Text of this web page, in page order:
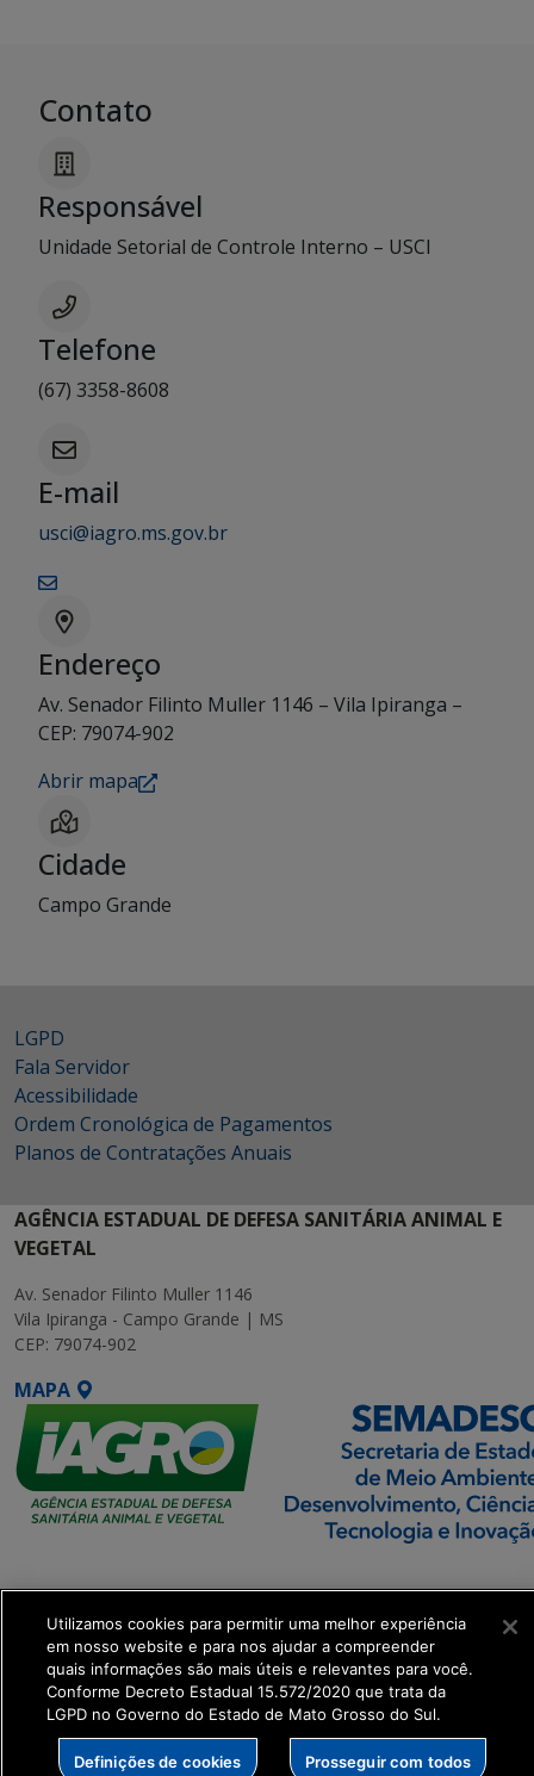
Contato
Responsável
Unidade Setorial de Controle Interno – USCI
Telefone
(67) 3358-8608
E-mail
usci@iagro.ms.gov.br
Endereço
Av. Senador Filinto Muller 1146 – Vila Ipiranga –
CEP: 79074-902
Abrir mapa
Cidade
Campo Grande
LGPD
Fala Servidor
Acessibilidade
Ordem Cronológica de Pagamentos
Planos de Contratações Anuais
AGÊNCIA ESTADUAL DE DEFESA SANITÁRIA ANIMAL E
VEGETAL
Av. Senador Filinto Muller 1146
Vila Ipiranga - Campo Grande | MS
CEP: 79074-902
MAPA
Transformação Digital
Utilizamos cookies para permitir uma melhor experiência
em nosso website e para nos ajudar a compreender
quais informações são mais úteis e relevantes para você.
Conforme Decreto Estadual 15.572/2020 que trata da
LGPD no Governo do Estado de Mato Grosso do Sul.
Definições de cookies Prosseguir com todos